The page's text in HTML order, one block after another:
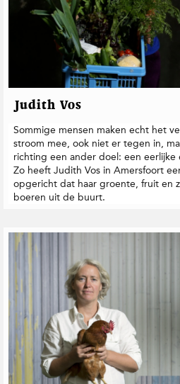
Judith Vos
Sommige mensen maken echt het
stroom mee, ook niet er tegen in,
richting een ander doel: een eerlijke
Zo heeft Judith Vos in Amersfoort
opgericht dat haar groente, fruit en
boeren uit de buurt.